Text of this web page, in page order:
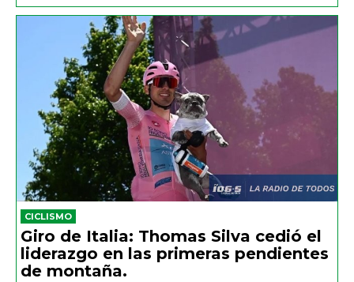
CICLISMO
Giro de Italia: Thomas Silva cedió el
liderazgo en las primeras pendientes
de montaña.